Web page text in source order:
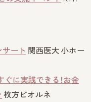
サート 関西医大 小ホー
ぐに実践できる！お金
枚方ビオルネ